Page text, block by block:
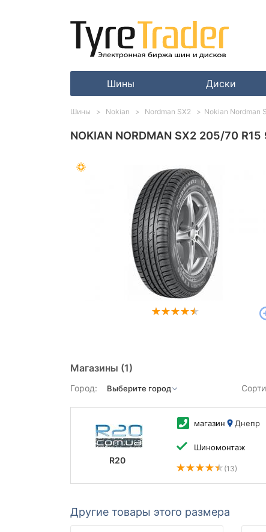
Шины Диски
NOKIAN NORDMAN SX2 205/70 R15
Магазины (1)
Город:
R20
магазин Днепр
Шиномонтаж
(13)
Другие товары этого размера
Шины Nokian Nordman SX2 Nokian Nordman